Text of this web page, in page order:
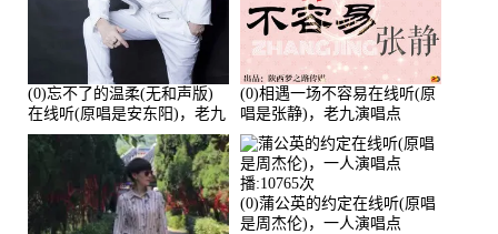
(0)忘不了的温柔(无和声版)
在线听(原唱是安东阳)，老九
演唱点播:17392次
(0)相遇一场不容易在线听(原
唱是张静)，老九演唱点
播:11453次
(0)蒲公英的约定在线听(原唱
是周杰伦)，一人演唱点